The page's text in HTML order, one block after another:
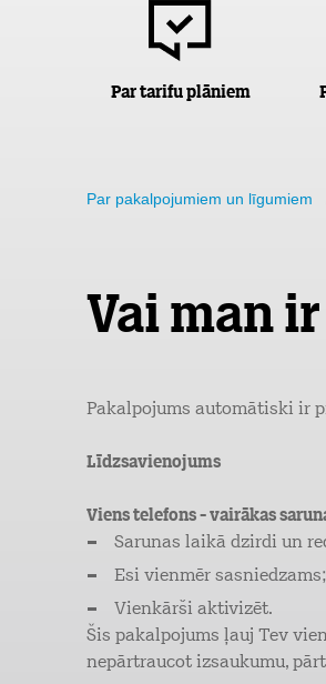
Par tarifu plāniem
Par pakalpojumiem un līgumiem
Vai man
Pakalpojums automātiski ir
Līdzsavienojums
Viens telefons - vairākas
Sarunas laikā dzirdi un
Esi vienmēr sasniedzams;
Vienkārši aktivizēt.
Šis pakalpojums ļauj Tev
nepārtraucot izsaukumu,